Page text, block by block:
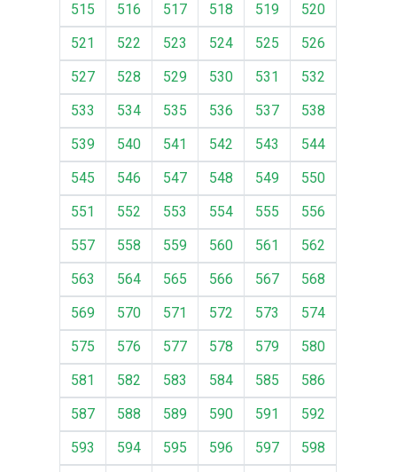
515
516 517 518 519
520
521
522 523 524 525
526
527
528 529 530 531
532
533
534 535 536 537
538
539
540 541 542 543
544
545
546 547 548 549
550
551
552 553 554 555
556
557
558 559 560 561
562
563
564 565 566 567
568
569
570 571 572 573
574
575
576 577 578 579
580
581
582 583 584 585
586
587
588 589 590 591
592
593
594 595 596 597
598